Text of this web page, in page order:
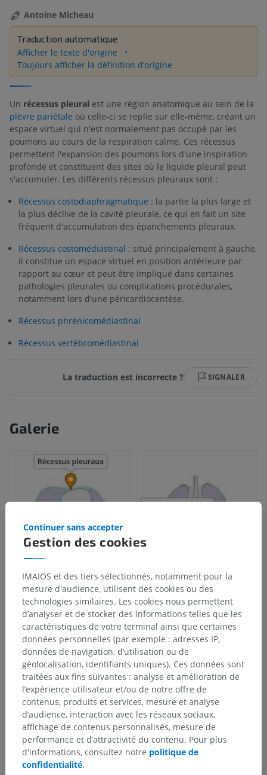
Antoine Micheau
Traduction automatique
Afficher le texte d'origine
Toujours afficher la définition d’origine
Un récessus pleural est une région anatomique au sein de la
plèvre pariétale où celle-ci se replie sur elle-même, créant un
espace virtuel qui n'est normalement pas occupé par les
poumons au cours de la respiration calme. Ces récessus
permettent l'expansion des poumons lors d'une inspiration
profonde et constituent des sites où le liquide pleural peut
s'accumuler. Les différents récessus pleuraux sont :
Récessus costodiaphragmatique : la partie la plus large et
la plus déclive de la cavité pleurale, ce qui en fait un site
fréquent d'accumulation des épanchements pleuraux.
Récessus costomédiastinal : situé principalement à gauche,
il constitue un espace virtuel en position antérieure par
rapport au cœur et peut être impliqué dans certaines
pathologies pleurales ou complications procédurales,
notamment lors d'une péricardiocentèse.
Récessus phrénicomédiastinal
Récessus vertébromédiastinal
La traduction est incorrecte ? SIGNALER
Galerie
Hiérarchie anatomique
Anatomie humaine 2
Gestion des cookies
Continuer sans accepter
IMAIOS et des tiers sélectionnés, notamment pour la
mesure d'audience, utilisent des cookies ou des
technologies similaires. Les cookies nous permettent
d’analyser et de stocker des informations telles que les
caractéristiques de votre terminal ainsi que certaines
données personnelles (par exemple : adresses IP,
données de navigation, d’utilisation ou de
géolocalisation, identifiants uniques). Ces données sont
traitées aux fins suivantes : analyse et amélioration de
l’expérience utilisateur et/ou de notre offre de
contenus, produits et services, mesure et analyse
d’audience, interaction avec les réseaux sociaux,
affichage de contenus personnalisés, mesure de
performance et d’attractivité du contenu. Pour plus
d'informations, consultez notre politique de
confidentialité.